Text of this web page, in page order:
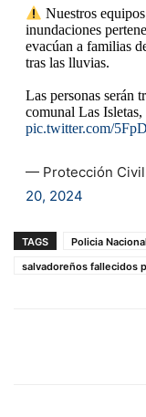
Nuestros
inundaciones
evacúan a familias
tras las lluvias.
Las personas serán
comunal Las
pic.twitter.com/
— Protección Civil
20, 2024
TAGS Policia
salvadoreños fallecidos